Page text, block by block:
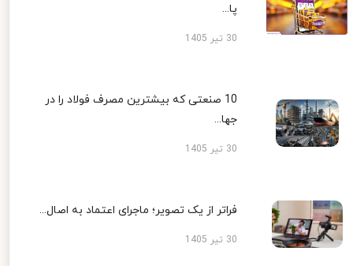
پا...
30 تیر 1405
10 صنعتی که بیشترین مصرف فولاد را در
جها...
30 تیر 1405
فراتر از یک تصویر؛ ماجرای اعتماد به اصال...
30 تیر 1405